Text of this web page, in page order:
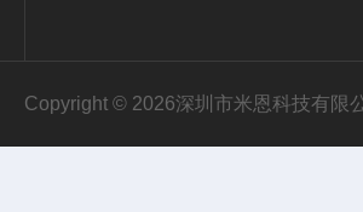
Copyright © 2026深圳市米恩科技有限